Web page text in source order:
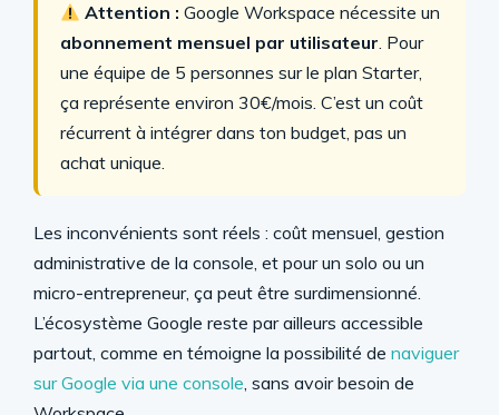
Attention : Google Workspace nécessite un
abonnement mensuel par utilisateur. Pour
une équipe de 5 personnes sur le plan Starter,
ça représente environ 30€/mois. C’est un coût
récurrent à intégrer dans ton budget, pas un
achat unique.
Les inconvénients sont réels : coût mensuel, gestion
administrative de la console, et pour un solo ou un
micro-entrepreneur, ça peut être surdimensionné.
L’écosystème Google reste par ailleurs accessible
partout, comme en témoigne la possibilité de naviguer
sur Google via une console, sans avoir besoin de